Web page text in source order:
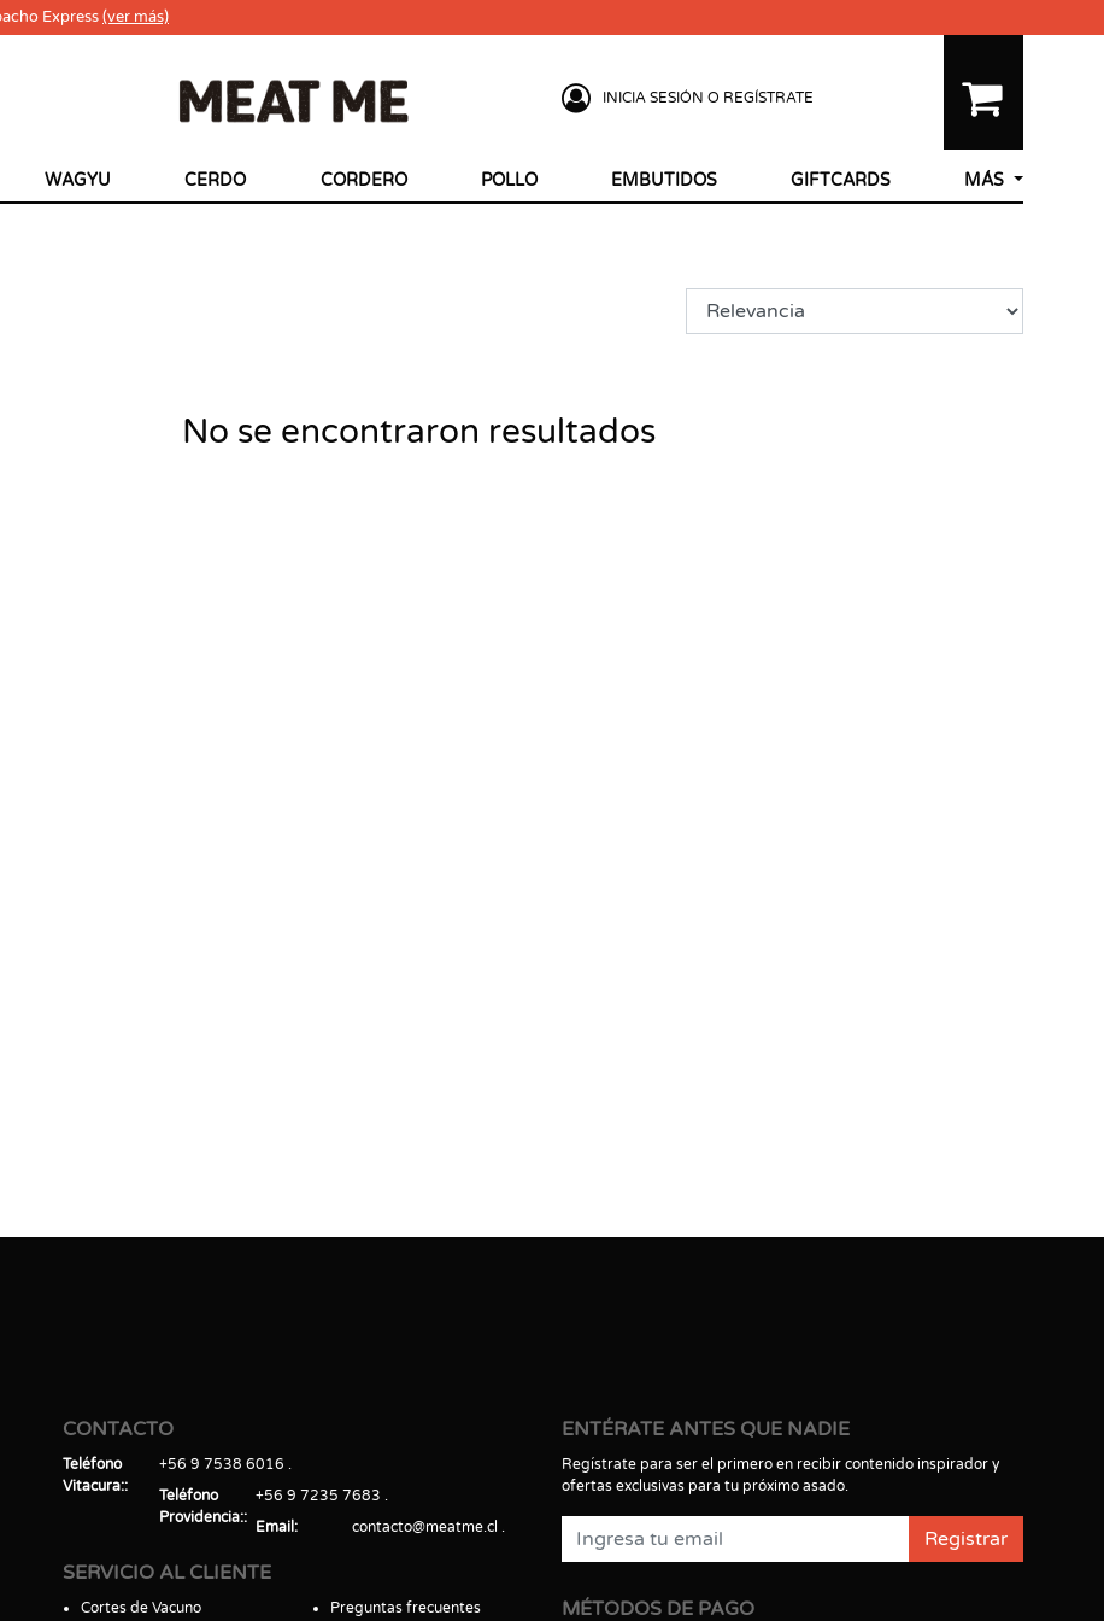
Express(ver más)
INICIA SESIÓN O REGÍSTRATE
WAGYU CERDO CORDERO POLLO EMBUTIDOS GIFTCARDS MÁS
No se encontraron resultados
CONTACTO
Teléfono
Vitacura:
+56 9 7538 6016
Teléfono
Providencia:
+56 9 7235 7683
Email
contacto@meatme.cl
SERVICIO AL CLIENTE
Cortes de Vacuno Preguntas frecuentes
ENTÉRATE ANTES QUE NADIE
Regístrate para ser el primero en recibir contenido inspirador y
ofertas exclusivas para tu próximo asado.
Registrar
MÉTODOS DE PAGO